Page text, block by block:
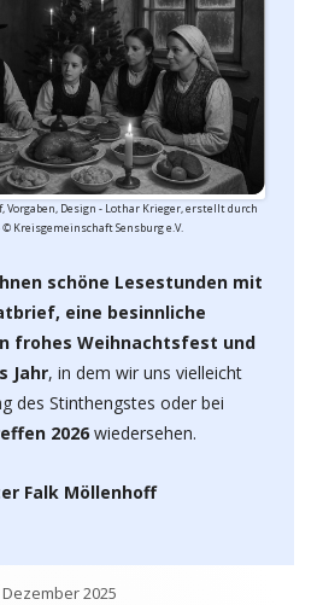
Vorgaben, Design - Lothar Krieger, erstellt durch
© Kreisgemeinschaft Sensburg e.V.
schöne Lesestunden mit
eine besinnliche
frohes Weihnachtsfest und
Jahr, in dem wir uns vielleicht
des Stinthengstes oder bei
2026 wiedersehen.
Falk Möllenhoff
Dezember 2025